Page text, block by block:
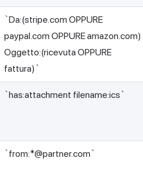
`Da:(stripe.com OPPURE
paypal.com OPPURE amazon.com)
Oggetto:(ricevuta OPPURE
fattura)`
`has:attachment filename:ics`
`from:*@partner.com`